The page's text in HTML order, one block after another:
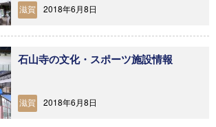
滋賀 2018年6月8日
石山寺の文化・スポーツ施設情報
滋賀 2018年6月8日